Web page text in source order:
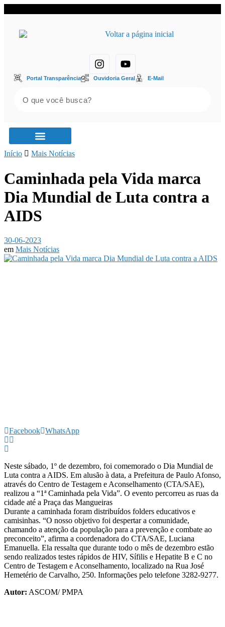
Portal Transparência Ouvidoria Geral E-Mail
Início Mais Notícias
Caminhada pela Vida marca
Dia Mundial de Luta contra a
AIDS
30-06-2023
em Mais Notícias
Facebook WhatsApp
Neste sábado, 1º de dezembro, foi comemorado o Dia Mundial de
Luta contra a AIDS. Em alusão à data, a Prefeitura de Paulo Afonso,
através do Centro de Testagem e Aconselhamento (CTA/SAE),
realizou a “1ª Caminhada pela Vida”. O evento percorreu as ruas da
cidade até a Praça das Mangueiras
Durante a caminhada foram distribuídos folders educativos e
camisinhas. “O nosso objetivo foi despertar a comunidade,
chamando a atenção da população para a prevenção e combate ao
preconceito”, afirma a coordenadora do CTA/SAE, Luciana
Emanuella. Ela ressalta que durante todo o mês de dezembro estão
sendo realizados testes rápidos de HIV, Sífilis e Hepatite B e C no
Centro de Testagem e Aconselhamento, localizado na Rua José
Hemetério de Carvalho, 250. Informações pelo telefone 3282-9277.
Autor: ASCOM/ PMPA